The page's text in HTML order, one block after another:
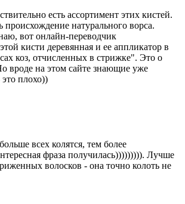
есть ассортимент этих кистей.
натурального ворса.
вот онлайн-переводчик
кисти деревянная и ее аппликатор в
коз, отчисленных в стрижке". Это о
вроде на этом сайте знающие уже
плохо))
всех колятся, тем более
фраза получилась))))))))). Лучше
волосков - она точно колоть не